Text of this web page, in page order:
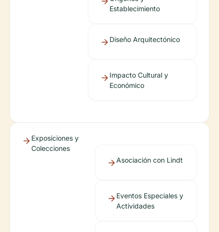
Establecimiento
Diseño Arquitectónico
Impacto Cultural y
Económico
Exposiciones y
Colecciones
Asociación con Lindt
Eventos Especiales y
Actividades